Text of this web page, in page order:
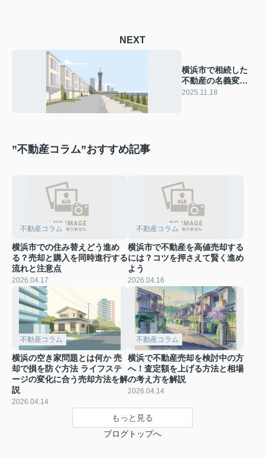
NEXT
横浜市で相続した
不動産の名義変更
は必要？手続きや
2025.11.18
”不動産コラム”おすすめ記事
不動産コラム
横浜市での住み替えどう進め
る？売却と購入を同時進行する
流れと注意点
2026.04.17
不動産コラム
横浜市で不動産を高値売却する
には？コツを押さえて賢く進め
よう
2026.04.16
不動産コラム
横浜の空き家問題とは何か 売
却で損を防ぐ方法 ライフステ
ージの変化に合う売却方法を解
説
2026.04.14
不動産コラム
横浜で不動産売却を検討中の方
へ！査定額を上げる方法と相場
の考え方を解説
2026.04.14
もっと見る
ブログトップへ